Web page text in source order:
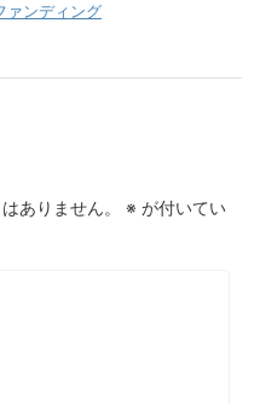
ァンディング
ありません。 ※ が付いてい